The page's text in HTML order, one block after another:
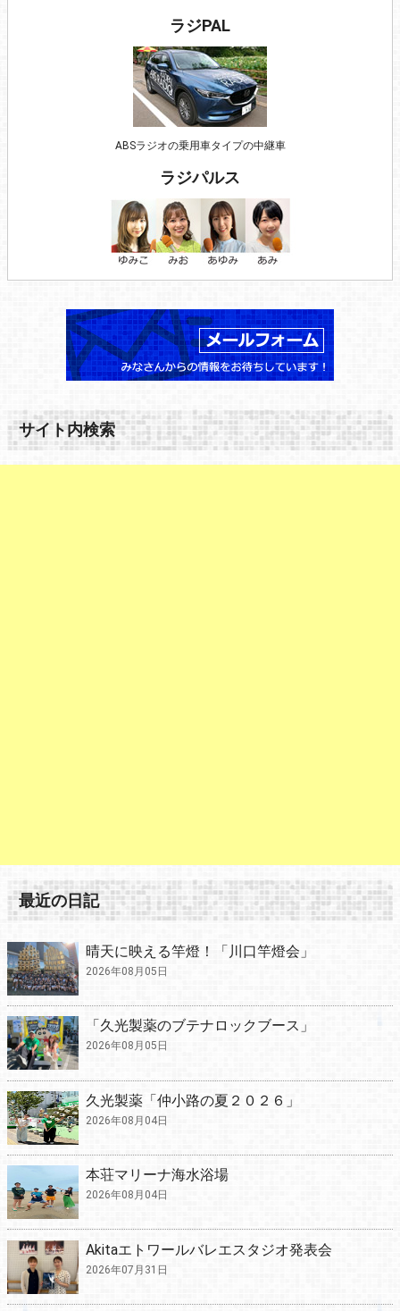
ラジPAL
ABSラジオの乗用車タイプの中継車
ラジパルス
サイト内検索
最近の日記
晴天に映える竿燈！「川口竿燈会」
2026年08月05日
「久光製薬のブテナロックブース」
2026年08月05日
久光製薬「仲小路の夏２０２６」
2026年08月04日
本荘マリーナ海水浴場
2026年08月04日
Akitaエトワールバレエスタジオ発表会
2026年07月31日